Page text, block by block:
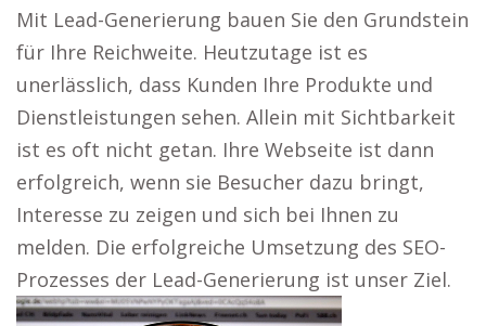
Mit Lead-Generierung bauen Sie den Grundstein
für Ihre Reichweite. Heutzutage ist es
unerlässlich, dass Kunden Ihre Produkte und
Dienstleistungen sehen. Allein mit Sichtbarkeit
ist es oft nicht getan. Ihre Webseite ist dann
erfolgreich, wenn sie Besucher dazu bringt,
Interesse zu zeigen und sich bei Ihnen zu
melden. Die erfolgreiche Umsetzung des SEO-
Prozesses der Lead-Generierung ist unser Ziel.